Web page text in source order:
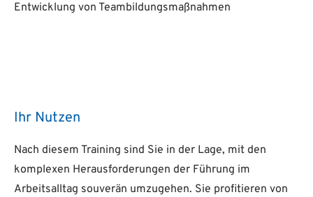
Entwicklung von Teambildungsmaßnahmen
Ihr Nutzen
Nach diesem Training sind Sie in der Lage, mit den
komplexen Herausforderungen der Führung im
Arbeitsalltag souverän umzugehen. Sie profitieren von